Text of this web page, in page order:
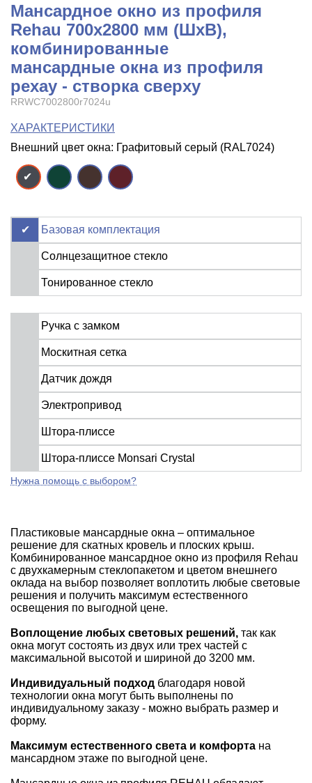
Мансардное окно из профиля
Rehau 700x2800 мм (ШхВ),
комбинированные
мансардные окна из профиля
рехау - створка сверху
RRWC7002800r7024u
ХАРАКТЕРИСТИКИ
Внешний цвет окна: Графитовый серый (RAL7024)
Базовая комплектация
Солнцезащитное стекло
Тонированное стекло
Ручка с замком
Москитная сетка
Датчик дождя
Электропривод
Штора-плиссе
Штора-плиссе Monsari Crystal
Нужна помощь с выбором?
Пластиковые мансардные окна – оптимальное
решение для скатных кровель и плоских крыш.
Комбинированное мансардное окно из профиля Rehau
с двухкамерным стеклопакетом и цветом внешнего
оклада на выбор позволяет воплотить любые световые
решения и получить максимум естественного
освещения по выгодной цене.
Воплощение любых световых решений, так как
окна могут состоять из двух или трех частей с
максимальной высотой и шириной до 3200 мм.
Индивидуальный подход благодаря новой
технологии окна могут быть выполнены по
индивидуальному заказу - можно выбрать размер и
форму.
Максимум естественного света и комфорта на
мансардном этаже по выгодной цене.